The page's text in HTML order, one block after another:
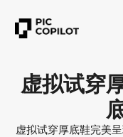
虚拟试穿
虚拟试穿厚底鞋完美